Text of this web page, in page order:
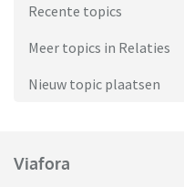
Recente topics
Meer topics in Relaties
Nieuw topic plaatsen
Viafora